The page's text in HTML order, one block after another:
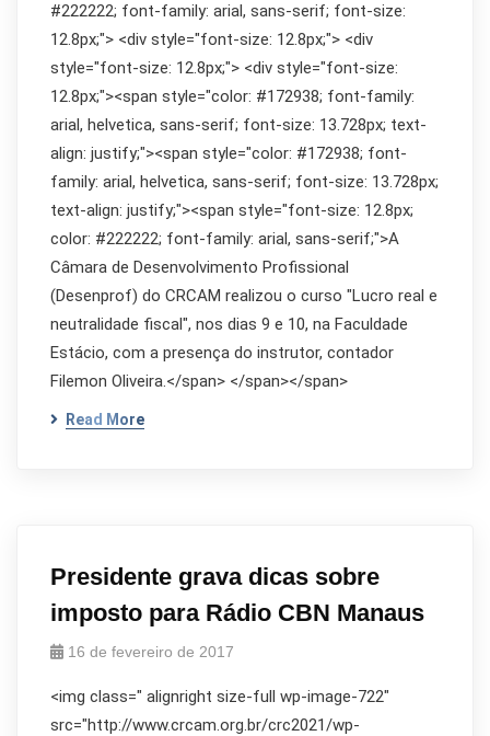
#222222; font-family: arial, sans-serif; font-size:
12.8px;"> <div style="font-size: 12.8px;"> <div
style="font-size: 12.8px;"> <div style="font-size:
12.8px;"><span style="color: #172938; font-family:
arial, helvetica, sans-serif; font-size: 13.728px; text-
align: justify;"><span style="color: #172938; font-
family: arial, helvetica, sans-serif; font-size: 13.728px;
text-align: justify;"><span style="font-size: 12.8px;
color: #222222; font-family: arial, sans-serif;">A
Câmara de Desenvolvimento Profissional
(Desenprof) do CRCAM realizou o curso "Lucro real e
neutralidade fiscal", nos dias 9 e 10, na Faculdade
Estácio, com a presença do instrutor, contador
Filemon Oliveira.</span> </span></span>
Read More
Presidente grava dicas sobre
imposto para Rádio CBN Manaus
16 de fevereiro de 2017
<img class=" alignright size-full wp-image-722"
src="http://www.crcam.org.br/crc2021/wp-